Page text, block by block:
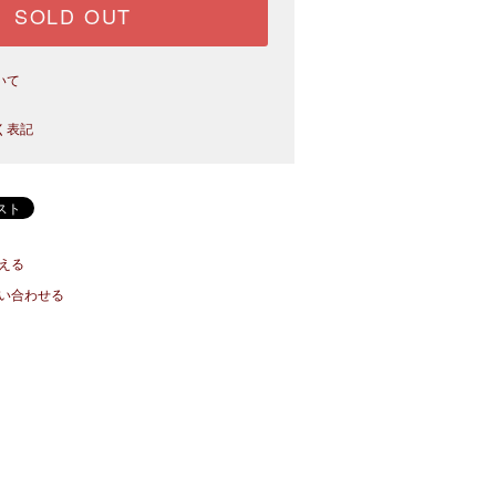
SOLD OUT
て
表記
る
合わせる